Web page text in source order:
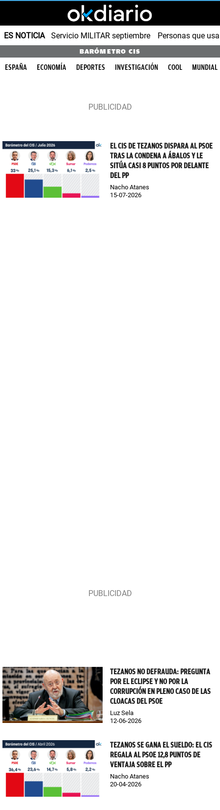
ES NOTICIA Servicio MILITAR septiembre Personas que
BARÓMETRO CIS
ESPAÑA ECONOMÍA DEPORTES INVESTIGACIÓN COOL MUNDIAL
EL CIS DE TEZANOS DISPARA AL PSOE
TRAS LA CONDENA A ÁBALOS Y LE
SITÚA CASI 8 PUNTOS POR DELANTE
DEL PP
Nacho Atanes
15-07-2026
TEZANOS NO DEFRAUDA: PREGUNTA
POR EL ECLIPSE Y NO POR LA
CORRUPCIÓN EN PLENO CASO DE LAS
CLOACAS DEL PSOE
Luz Sela
12-06-2026
TEZANOS SE GANA EL SUELDO: EL CIS
REGALA AL PSOE 12,8 PUNTOS DE
VENTAJA SOBRE EL PP
Nacho Atanes
20-04-2026